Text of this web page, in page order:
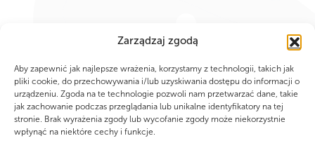
Zarządzaj zgodą
Aby zapewnić jak najlepsze wrażenia, korzystamy z technologii, takich jak
pliki cookie, do przechowywania i/lub uzyskiwania dostępu do informacji o
urządzeniu. Zgoda na te technologie pozwoli nam przetwarzać dane, takie
jak zachowanie podczas przeglądania lub unikalne identyfikatory na tej
stronie. Brak wyrażenia zgody lub wycofanie zgody może niekorzystnie
wpłynąć na niektóre cechy i funkcje.
PARTNERZY